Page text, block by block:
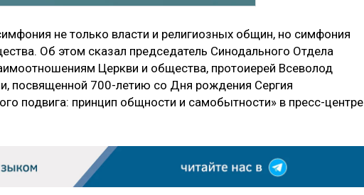
не только власти и религиозных общин, но симфония
Об этом сказал председатель Синодального Отдела
Церкви и общества, протоиерей Всеволод
посвященной 700-летию со Дня рождения Сергия
подвига: принцип общности и самобытности» в пресс-центре